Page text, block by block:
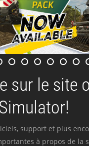
sur le site
support et plus
à propos de la